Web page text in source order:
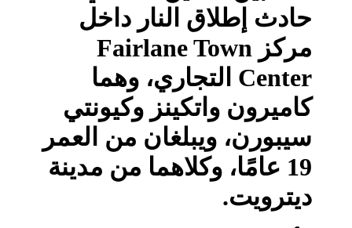
حادث إطلاق النار داخل
مركز Fairlane Town
Center التجاري، وهما
كاميرون واتكينز وكيونتي
سيبورن، ويبلغان من العمر
19 عامًا، وكلاهما من مدينة
ديترويت.